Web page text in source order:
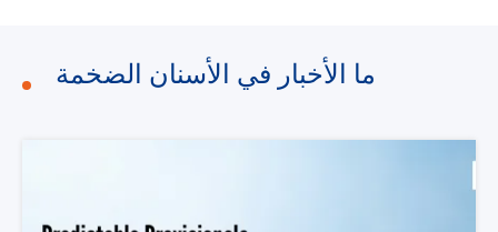
ما الأخبار في الأسنان الضخمة